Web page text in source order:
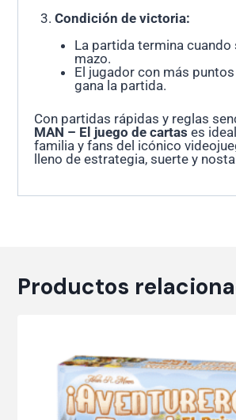
Condición de victoria:
La partida termina cuando
mazo.
El jugador con más
gana la partida.
Con partidas rápidas y reglas
MAN – El juego de cartas es
familia y fans del icónico
lleno de estrategia, suerte y
Productos